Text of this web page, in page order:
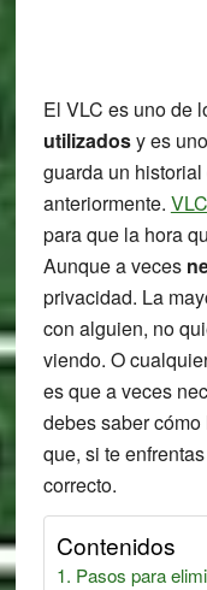
El VLC es uno de
utilizadosy es
guarda un
anteriormente. VLC
para que la hora
Aunque a veces
privacidad. La
con alguien, no
viendo. O
es que a veces
debes saber
que, si te
correcto.
Contenidos
Pasos para